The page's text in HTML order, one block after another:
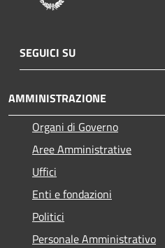
SEGUICI SU
AMMINISTRAZIONE
Organi di Governo
Aree Amministrative
Uffici
Enti e fondazioni
Politici
Personale Amministrativo